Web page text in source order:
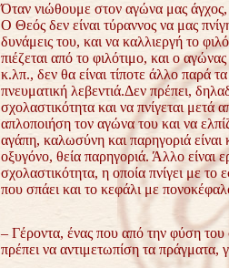
Όταν νιώθουμε στον αγώνα μας
Ο Θεός δεν είναι τύραννος να μας
δυνάμεις του, και να καλλιεργή το
πιέζεται από το φιλότιμο, και ο
κ.λπ., δεν θα είναι τίποτε άλλο παρά
πνευματική λεβεντιά.Δεν πρέπει,
σχολαστικότητα και να πνίγεται
απλοποιήση τον αγώνα του και να
αγάπη, καλωσύνη και παρηγοριά είναι
οξυγόνο, θεία παρηγοριά. Άλλο είναι
σχολαστικότητα, η οποία πνίγει με το
που σπάει και το κεφάλι με
– Γέροντα, ένας που από την φύση του
πρέπει να αντιμετωπίση τα πράγματα,